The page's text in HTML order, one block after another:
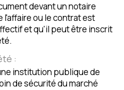
devant un notaire
l'affaire ou le contrat est
et qu'il peut être inscrit
:
institution publique de
de sécurité du marché